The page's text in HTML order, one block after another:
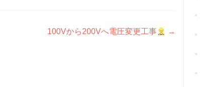
100Vから200Vへ電圧変更工事 →